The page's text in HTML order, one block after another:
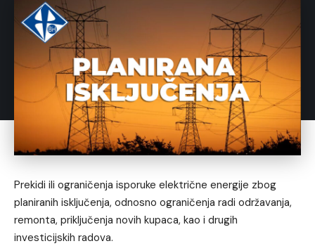
Prekidi ili ograničenja isporuke električne energije zbog
planiranih isključenja, odnosno ograničenja radi održavanja,
remonta, priključenja novih kupaca, kao i drugih
investicijskih radova.